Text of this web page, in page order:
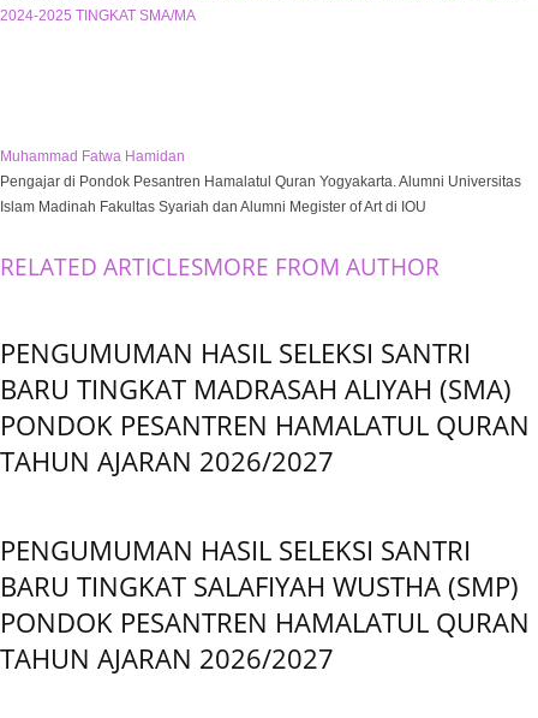
2024-2025 TINGKAT SMA/MA
Muhammad Fatwa Hamidan
Pengajar di Pondok Pesantren Hamalatul Quran Yogyakarta. Alumni Universitas
Islam Madinah Fakultas Syariah dan Alumni Megister of Art di IOU
RELATED ARTICLESMORE FROM AUTHOR
PENGUMUMAN HASIL SELEKSI SANTRI
BARU TINGKAT MADRASAH ALIYAH (SMA)
PONDOK PESANTREN HAMALATUL QURAN
TAHUN AJARAN 2026/2027
PENGUMUMAN HASIL SELEKSI SANTRI
BARU TINGKAT SALAFIYAH WUSTHA (SMP)
PONDOK PESANTREN HAMALATUL QURAN
TAHUN AJARAN 2026/2027